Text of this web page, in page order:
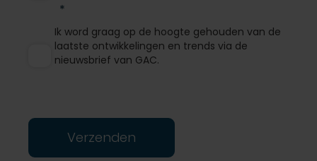
Ik word graag op de hoogte gehouden van de
laatste ontwikkelingen en trends via de
nieuwsbrief van GAC.
Verzenden